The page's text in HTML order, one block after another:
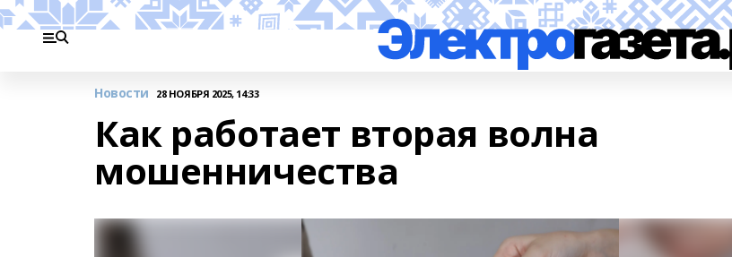
Новости 28 НОЯБРЯ 2025, 14:33
Как работает вторая волна
мошенничества